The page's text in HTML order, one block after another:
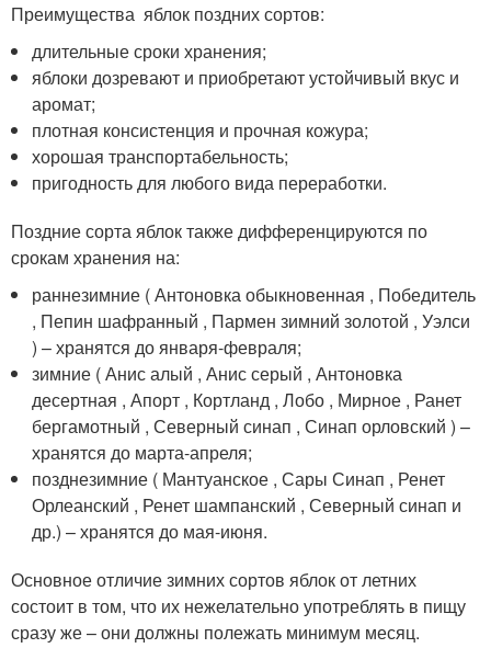
Преимущества яблок поздних сортов:
длительные сроки хранения;
яблоки дозревают и приобретают устойчивый вкус и
аромат;
плотная консистенция и прочная кожура;
хорошая транспортабельность;
пригодность для любого вида переработки.
Поздние сорта яблок также дифференцируются по
срокам хранения на:
раннезимние ( Антоновка обыкновенная , Победитель
, Пепин шафранный , Пармен зимний золотой , Уэлси
) – хранятся до января-февраля;
зимние ( Анис алый , Анис серый , Антоновка
десертная , Апорт , Кортланд , Лобо , Мирное , Ранет
бергамотный , Северный синап , Синап орловский ) –
хранятся до марта-апреля;
позднезимние ( Мантуанское , Сары Синап , Ренет
Орлеанский , Ренет шампанский , Северный синап и
др.) – хранятся до мая-июня.
Основное отличие зимних сортов яблок от летних
состоит в том, что их нежелательно употреблять в пищу
сразу же – они должны полежать минимум месяц.